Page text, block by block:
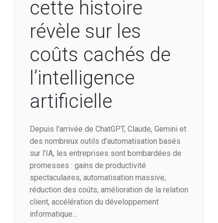
cette histoire
révèle sur les
coûts cachés de
l’intelligence
artificielle
Depuis l’arrivée de ChatGPT, Claude, Gemini et
des nombreux outils d’automatisation basés
sur l’IA, les entreprises sont bombardées de
promesses : gains de productivité
spectaculaires, automatisation massive,
réduction des coûts, amélioration de la relation
client, accélération du développement
informatique…